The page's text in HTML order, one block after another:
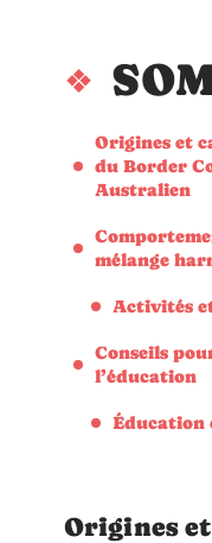
Origines et
du Border
Australien
mélange
Activités
Conseils
l’éducation
Éducation
Origines